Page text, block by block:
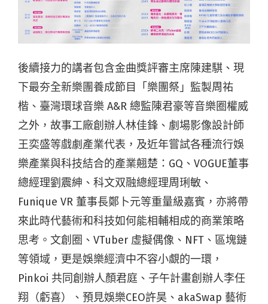
後續接力的講者包含金曲獎評審主席陳建騏、現
下最夯全新樂團養成節目「樂團祭」監製周祐
楷、臺灣環球音樂 A&R 總監陳君豪等音樂圈權威
之外，故事工廠創辦人林佳鋒、劇場影像設計師
王奕盛等戲劇產業代表，及近年嘗試各種流行娛
樂產業與科技結合的產業翹楚：GQ、VOGUE董事
總經理劉震紳、科文双融總經理周琍敏、
Funique VR 董事長鄭卜元等重量級嘉賓，亦將帶
來此時代藝術和科技如何能相輔相成的商業策略
思考。文創圈、VTuber 虛擬偶像、NFT、區塊鏈
等領域，更是娛樂經濟中不容小覷的一環，
Pinkoi 共同創辦人顏君庭、子午計畫創辦人李任
翔（虧喜）、預見娛樂CEO許昊、akaSwap 藝術